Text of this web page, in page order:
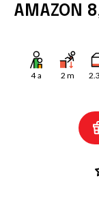
AMAZON
4a 2 m